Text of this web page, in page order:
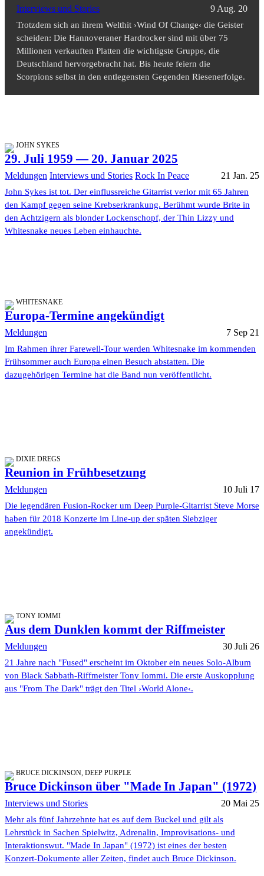
Interviews und Stories 9 Aug. 20
Trotzdem sich an ihrem Welthit ›Wind Of Change‹ die Geister
scheiden: Die Hannoveraner Hardrocker sind mit über 75
Millionen verkauften Platten die wichtigste Gruppe, die
Deutschland hervorgebracht hat. Bis heute feiern die
Scorpions selbst in den entlegensten Gegenden Riesenerfolge.
JOHN SYKES
29. Juli 1959 — 20. Januar 2025
Meldungen Interviews und Stories Rock In Peace 21 Jan. 25
John Sykes ist tot. Der einflussreiche Gitarrist verlor mit 65 Jahren
den Kampf gegen seine Krebserkrankung. Berühmt wurde Brite in
den Achtzigern als blonder Lockenschopf, der Thin Lizzy und
Whitesnake neues Leben einhauchte.
WHITESNAKE
Europa-Termine angekündigt
Meldungen 7 Sep 21
Im Rahmen ihrer Farewell-Tour werden Whitesnake im kommenden
Frühsommer auch Europa einen Besuch abstatten. Die
dazugehörigen Termine hat die Band nun veröffentlicht.
DIXIE DREGS
Reunion in Frühbesetzung
Meldungen 10 Juli 17
Die legendären Fusion-Rocker um Deep Purple-Gitarrist Steve Morse
haben für 2018 Konzerte im Line-up der späten Siebziger
angekündigt.
TONY IOMMI
Aus dem Dunklen kommt der Riffmeister
Meldungen 30 Juli 26
21 Jahre nach "Fused" erscheint im Oktober ein neues Solo-Album
von Black Sabbath-Riffmeister Tony Iommi. Die erste Auskopplung
aus "From The Dark" trägt den Titel ›World Alone‹.
BRUCE DICKINSON, DEEP PURPLE
Bruce Dickinson über "Made In Japan" (1972)
Interviews und Stories 20 Mai 25
Mehr als fünf Jahrzehnte hat es auf dem Buckel und gilt als
Lehrstück in Sachen Spielwitz, Adrenalin, Improvisations- und
Interaktionswut. "Made In Japan" (1972) ist eines der besten
Konzert-Dokumente aller Zeiten, findet auch Bruce Dickinson.